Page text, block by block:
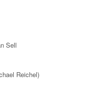
Sell
Reichel)